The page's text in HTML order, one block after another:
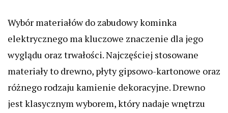
Wybór materiałów do zabudowy kominka
elektrycznego ma kluczowe znaczenie dla jego
wyglądu oraz trwałości. Najczęściej stosowane
materiały to drewno, płyty gipsowo-kartonowe oraz
różnego rodzaju kamienie dekoracyjne. Drewno
jest klasycznym wyborem, który nadaje wnętrzu